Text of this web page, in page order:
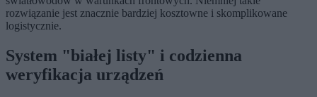
rozwiązanie jest znacznie bardziej kosztowne i skomplikowane
logistycznie.
System "białej listy" i codzienna
weryfikacja urządzeń